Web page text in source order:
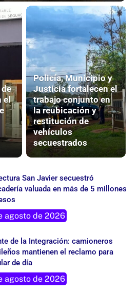
el
Policía, Municipio y
Justicia fortalecen el
trabajo conjunto en
la reubicación y
restitución de
vehículos
secuestrados
San Javier secuestró
valuada en más de 5 millones
agosto de 2026
de la Integración: camioneros
mantienen el reclamo para
de día
agosto de 2026